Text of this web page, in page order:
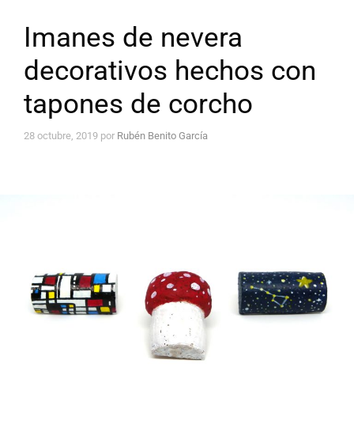
Imanes de nevera
decorativos hechos con
tapones de corcho
28 octubre, 2019 por Rubén Benito García